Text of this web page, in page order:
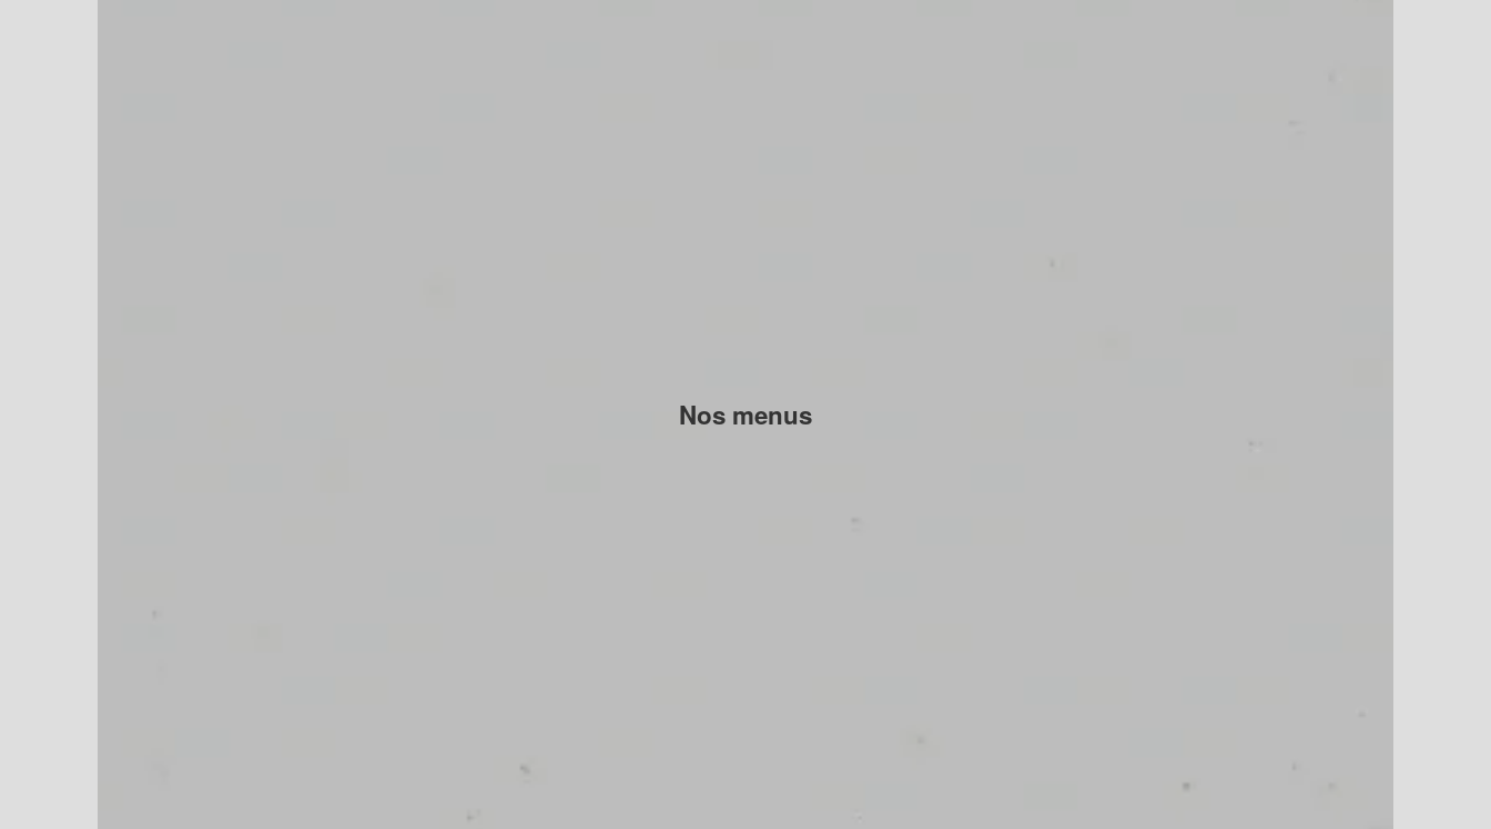
Nos menus